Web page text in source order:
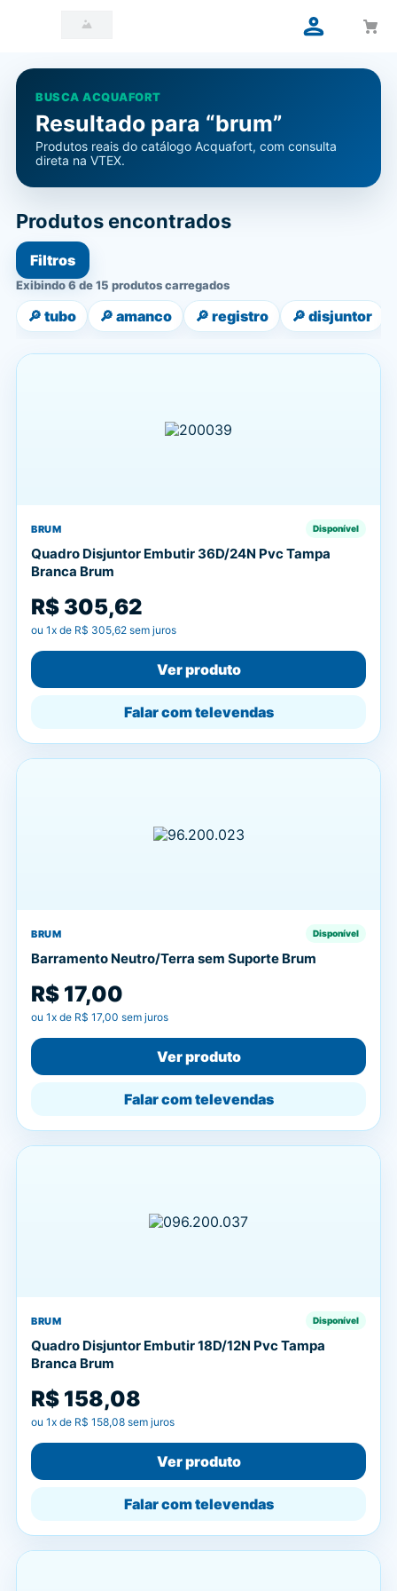
BUSCA ACQUAFORT
Resultado para “brum”
Produtos reais do catálogo Acquafort, com consulta
direta na VTEX.
Produtos encontrados
Filtros
Exibindo 6 de 15 produtos carregados
🔎 tubo 🔎 amanco 🔎 registro 🔎 disjuntor
BRUM Disponível
Quadro Disjuntor Embutir 36D/24N Pvc Tampa
Branca Brum
R$ 305,62
ou 1x de R$ 305,62 sem juros
Ver produto
Falar com televendas
BRUM Disponível
Barramento Neutro/Terra sem Suporte Brum
R$ 17,00
ou 1x de R$ 17,00 sem juros
Ver produto
Falar com televendas
BRUM Disponível
Quadro Disjuntor Embutir 18D/12N Pvc Tampa
Branca Brum
R$ 158,08
ou 1x de R$ 158,08 sem juros
Ver produto
Falar com televendas